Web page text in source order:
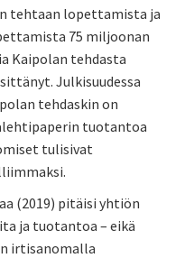
tehtaan lopettamista ja
75 miljoonan
Kaipolan tehdasta
Julkisuudessa
tehdaskin on
tuotantoa
tulisivat
(2019) pitäisi yhtiön
ja tuotantoa – eikä
irtisanomalla